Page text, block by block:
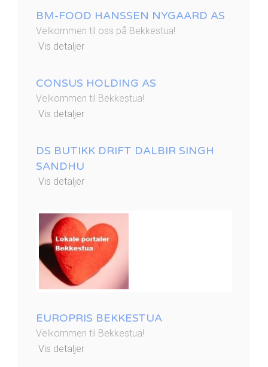
BM-FOOD HANSSEN NYGAARD AS
Velkommen til oss på Bekkestua!
Vis detaljer
CONSUS HOLDING AS
Velkommen til Bekkestua!
Vis detaljer
DS BUTIKK DRIFT DALBIR SINGH
SANDHU
Vis detaljer
EUROPRIS BEKKESTUA
Velkommen til Bekkestua!
Vis detaljer